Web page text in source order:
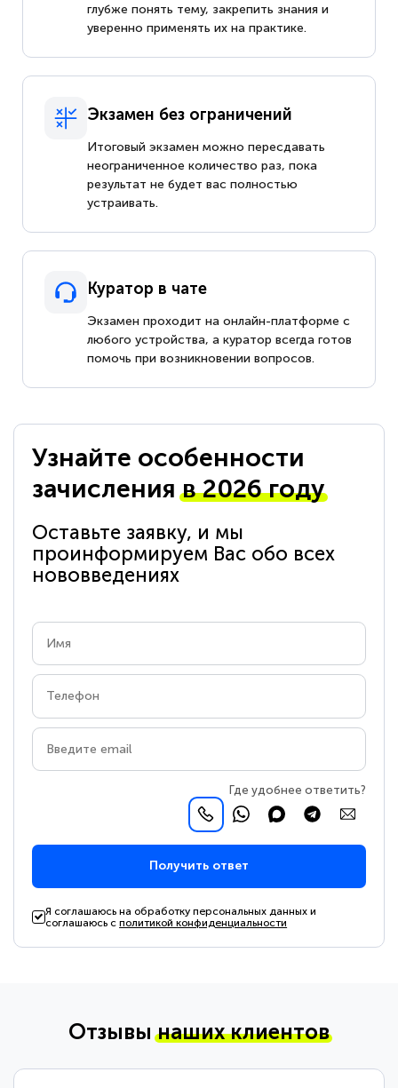
глубже понять тему, закрепить знания и
уверенно применять их на практике.
Экзамен без ограничений
Итоговый экзамен можно пересдавать
неограниченное количество раз, пока
результат не будет вас полностью
устраивать.
Куратор в чате
Экзамен проходит на онлайн-платформе с
любого устройства, а куратор всегда готов
помочь при возникновении вопросов.
Узнайте особенности
зачисленияв 2026 году
Оставьте заявку, и мы
проинформируем Вас обо всех
нововведениях
Где удобнее ответить?
Получить ответ
Я соглашаюсь на обработку персональных данных и
соглашаюсь сполитикой конфиденциальности
Отзывынаших клиентов